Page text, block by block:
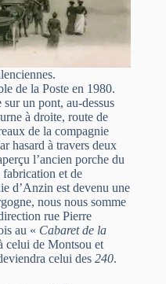
de la Poste en 1980.
un pont, au-dessus
à droite, route de
de la compagnie
hasard à travers deux
l’ancien porche du
fabrication et de
d’Anzin est devenu une
nous nous somme
rue Pierre
au « Cabaret de la
celui de Montsou et
celui des 240.